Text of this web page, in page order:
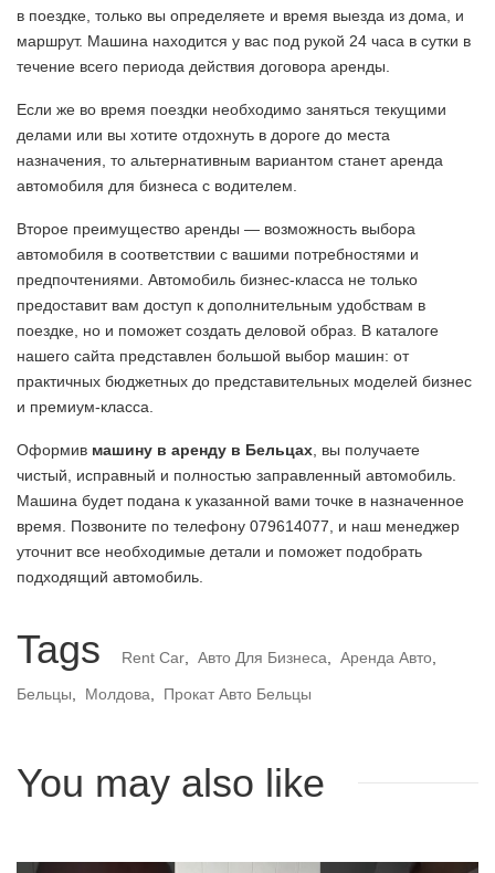
в поездке, только вы определяете и время выезда из дома, и
маршрут. Машина находится у вас под рукой 24 часа в сутки в
течение всего периода действия договора аренды.
Если же во время поездки необходимо заняться текущими
делами или вы хотите отдохнуть в дороге до места
назначения, то альтернативным вариантом станет аренда
автомобиля для бизнеса с водителем.
Второе преимущество аренды — возможность выбора
автомобиля в соответствии с вашими потребностями и
предпочтениями. Автомобиль бизнес-класса не только
предоставит вам доступ к дополнительным удобствам в
поездке, но и поможет создать деловой образ. В каталоге
нашего сайта представлен большой выбор машин: от
практичных бюджетных до представительных моделей бизнес
и премиум-класса.
Оформив машину в аренду в Бельцах , вы получаете
чистый, исправный и полностью заправленный автомобиль.
Машина будет подана к указанной вами точке в назначенное
время. Позвоните по телефону 079614077, и наш менеджер
уточнит все необходимые детали и поможет подобрать
подходящий автомобиль.
Tags Rent Car Авто Для Бизнеса Аренда Авто
Бельцы Молдова Прокат Авто Бельцы
You may also like